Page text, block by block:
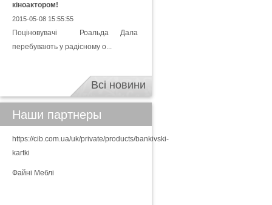
кіноактором!
2015-05-08 15:55:55
Поціновувачі Роальда Дала
перебувають у радісному о...
Всі новини
Наши партнеры
https://cib.com.ua/uk/private/products/bankivski-
kartki
Файні Меблі